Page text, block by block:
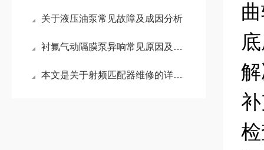
关于液压油泵常见故障及成因分析
衬氟气动隔膜泵异响常见原因及维修方法
本文是关于射频匹配器维修的详细阐述